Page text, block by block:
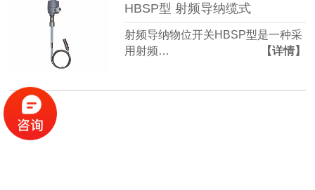
HBSP型 射频导纳缆式
射频导纳物位开关HBSP型是一种采
用射频…
【详情】